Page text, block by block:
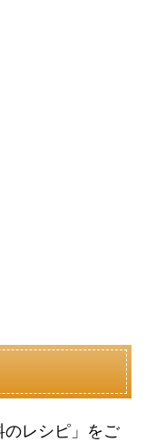
レシピ」をご